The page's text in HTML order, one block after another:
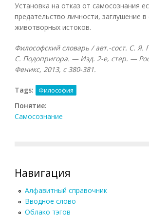
Установка на отказ от самосознания
предательство личности, заглушение в
животворных истоков.
Философский словарь / авт.-сост. С. Я.
С. Подопригора. — Изд. 2-е, стер. —
Феникс, 2013, с 380-381.
Tags: Философия
Понятие:
Самосознание
Навигация
Алфавитный справочник
Вводное слово
Облако тэгов